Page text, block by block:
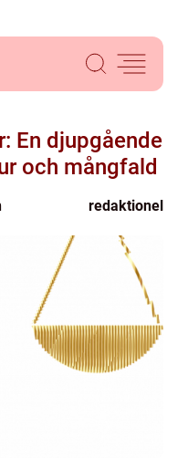
En djupgående
och mångfald
redaktionel